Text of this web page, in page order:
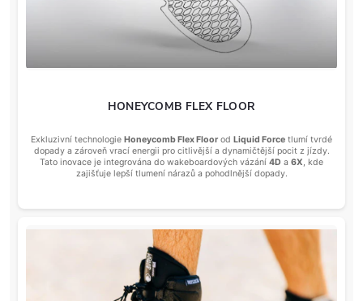
HONEYCOMB FLEX FLOOR
Exkluzivní technologie Honeycomb Flex Floor od Liquid Force tlumí tvrdé
dopady a zároveň vrací energii pro citlivější a dynamičtější pocit z jízdy.
Tato inovace je integrována do wakeboardových vázání 4D a 6X, kde
zajišťuje lepší tlumení nárazů a pohodlnější dopady.